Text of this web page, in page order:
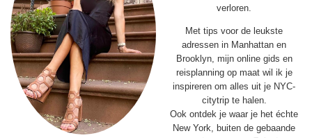
verloren.
Met tips voor de leukste
adressen in Manhattan en
Brooklyn, mijn online gids en
reisplanning op maat wil ik je
inspireren om alles uit je NYC-
citytrip te halen.
Ook ontdek je waar je het échte
New York, buiten de gebaande